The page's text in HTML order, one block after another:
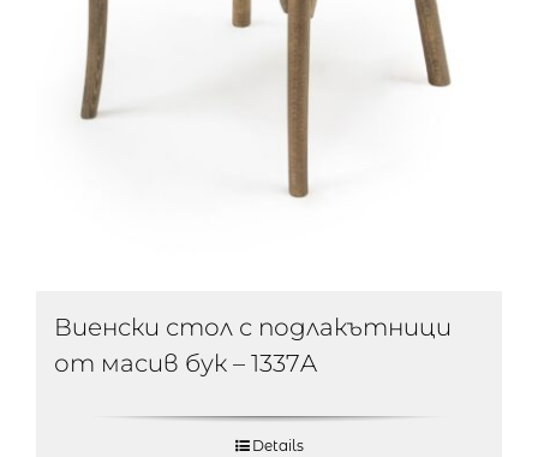
Виенски стол с подлакътници
от масив бук – 1337A
Details